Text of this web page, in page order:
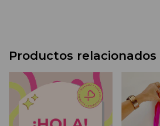
Productos relacionados